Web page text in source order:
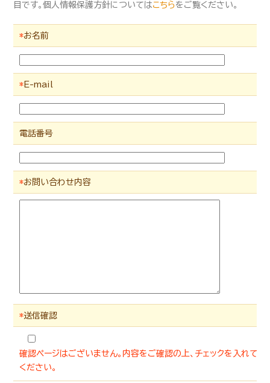
目です。個人情報保護方針についてはこちらをご覧ください。
*お名前
* E-mail
電話番号
*お問い合わせ内容
*送信確認
確認ページはございません。内容をご確認の上、チェックを入れて
ください。